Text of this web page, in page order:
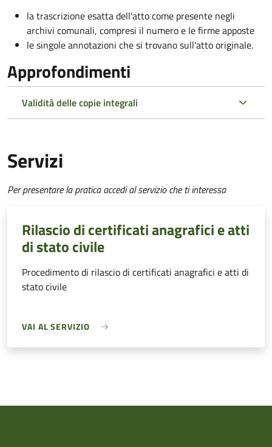
la trascrizione esatta dell'atto come presente negli
archivi comunali, compresi il numero e le firme apposte
le singole annotazioni che si trovano sull'atto originale.
Approfondimenti
Validità delle copie integrali
Servizi
Per presentare la pratica accedi al servizio che ti interessa
Rilascio di certificati anagrafici e atti
di stato civile
Procedimento di rilascio di certificati anagrafici e atti di
stato civile
VAI AL SERVIZIO